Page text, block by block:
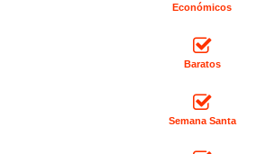
Económicos
Baratos
Semana Santa